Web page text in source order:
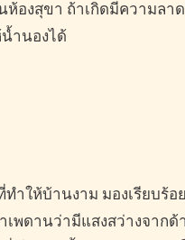
นห้องสุขา ถ้าเกิดมีความลา
น้ำนองได้
ำให้บ้านงาม มองเรียบร้อ
พดานว่ามีแสงสว่างจากด้